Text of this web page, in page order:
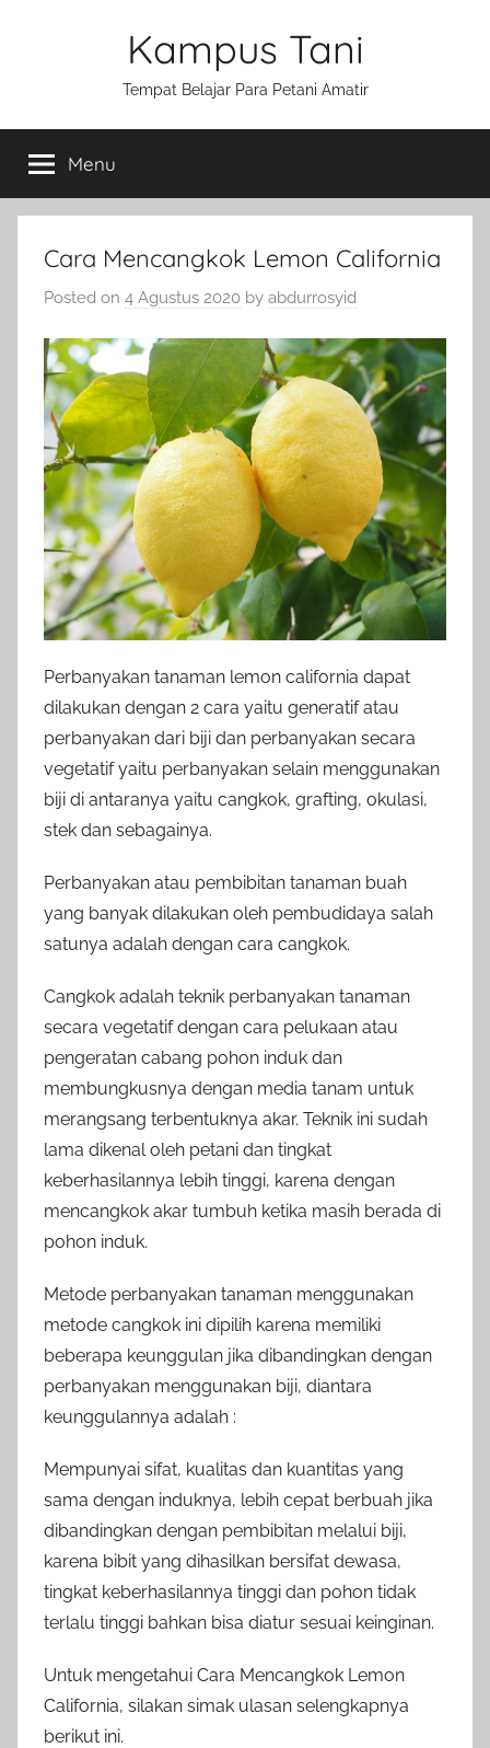
Kampus Tani
Tempat Belajar Para Petani Amatir
Menu
Cara Mencangkok Lemon California
Posted on 4 Agustus 2020 by abdurrosyid
Perbanyakan tanaman lemon california dapat
dilakukan dengan 2 cara yaitu generatif atau
perbanyakan dari biji dan perbanyakan secara
vegetatif yaitu perbanyakan selain menggunakan
biji di antaranya yaitu cangkok, grafting, okulasi,
stek dan sebagainya.
Perbanyakan atau pembibitan tanaman buah
yang banyak dilakukan oleh pembudidaya salah
satunya adalah dengan cara cangkok.
Cangkok adalah teknik perbanyakan tanaman
secara vegetatif dengan cara pelukaan atau
pengeratan cabang pohon induk dan
membungkusnya dengan media tanam untuk
merangsang terbentuknya akar. Teknik ini sudah
lama dikenal oleh petani dan tingkat
keberhasilannya lebih tinggi, karena dengan
mencangkok akar tumbuh ketika masih berada di
pohon induk.
Metode perbanyakan tanaman menggunakan
metode cangkok ini dipilih karena memiliki
beberapa keunggulan jika dibandingkan dengan
perbanyakan menggunakan biji, diantara
keunggulannya adalah :
Mempunyai sifat, kualitas dan kuantitas yang
sama dengan induknya, lebih cepat berbuah jika
dibandingkan dengan pembibitan melalui biji,
karena bibit yang dihasilkan bersifat dewasa,
tingkat keberhasilannya tinggi dan pohon tidak
terlalu tinggi bahkan bisa diatur sesuai keinginan.
Untuk mengetahui Cara Mencangkok Lemon
California, silakan simak ulasan selengkapnya
berikut ini.